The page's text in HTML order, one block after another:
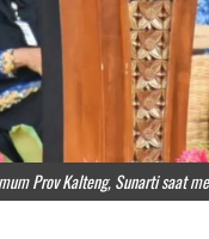
Prov Kalteng, Sunarti saat